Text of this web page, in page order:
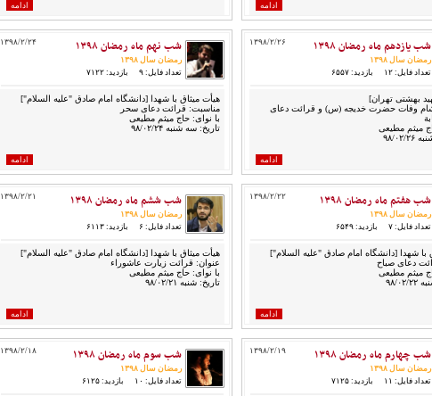
ادامه ادامه
۱۳۹۸/۲/۲۶ شب یازدهم ماه رمضان ۱۳۹۸
رمضان سال ۱۳۹۸
تعداد فایل: ۱۲
بازدید: ۶۵۵۷
بهشتی تهران]
وفات حضرت خدیجه (س) و قرائت دعای
میثم مطیعی
۰۲/۲۶
ادامه
۱۳۹۸/۲/۲۴ شب نهم ماه رمضان ۱۳۹۸
رمضان سال ۱۳۹۸
تعداد فایل: ۹
بازدید: ۷۱۲۲
هیأت میثاق با شهدا [دانشگاه امام صادق "علیه السلام"]
مناسبت: قرائت دعای سحر
با نوای: حاج میثم مطیعی
تاریخ: سه شنبه ۹۸/۰۲/۲۴
ادامه
۱۳۹۸/۲/۲۲ شب هفتم ماه رمضان ۱۳۹۸
رمضان سال ۱۳۹۸
تعداد فایل: ۷
بازدید: ۶۵۴۹
با شهدا [دانشگاه امام صادق "علیه السلام"]
دعای صباح
میثم مطیعی
۲۲
ادامه
۱۳۹۸/۲/۲۱ شب ششم ماه رمضان ۱۳۹۸
رمضان سال ۱۳۹۸
تعداد فایل: ۶
بازدید: ۶۱۱۳
هیأت میثاق با شهدا [دانشگاه امام صادق "علیه السلام"]
عنوان: قرائت زیارت عاشوراء
با نوای: حاج میثم مطیعی
تاریخ: شنبه ۹۸/۰۲/۲۱
ادامه
۱۳۹۸/۲/۱۹ شب چهارم ماه رمضان ۱۳۹۸
رمضان سال ۱۳۹۸
تعداد فایل: ۱۱
بازدید: ۷۱۲۵
۱۳۹۸/۲/۱۸ شب سوم ماه رمضان ۱۳۹۸
رمضان سال ۱۳۹۸
تعداد فایل: ۱۰
بازدید: ۶۱۲۵